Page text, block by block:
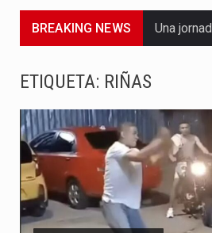
BREAKING NEWS
ETIQUETA: RIÑAS